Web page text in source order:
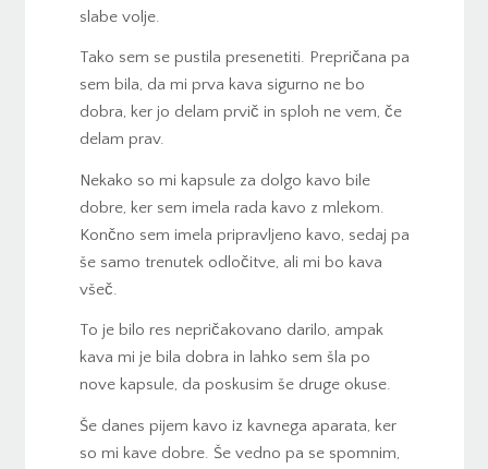
slabe volje.
Tako sem se pustila presenetiti. Prepričana pa
sem bila, da mi prva kava sigurno ne bo
dobra, ker jo delam prvič in sploh ne vem, če
delam prav.
Nekako so mi kapsule za dolgo kavo bile
dobre, ker sem imela rada kavo z mlekom.
Končno sem imela pripravljeno kavo, sedaj pa
še samo trenutek odločitve, ali mi bo kava
všeč.
To je bilo res nepričakovano darilo, ampak
kava mi je bila dobra in lahko sem šla po
nove kapsule, da poskusim še druge okuse.
Še danes pijem kavo iz kavnega aparata, ker
so mi kave dobre. Še vedno pa se spomnim,